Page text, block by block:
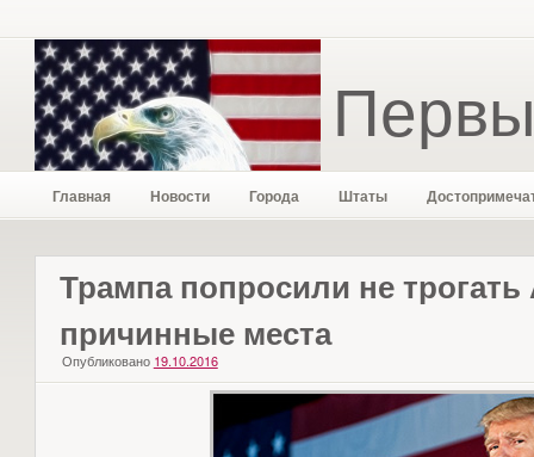
Главная Новости Города Штаты
Трампа попросили не
причинные места
Опубликовано 19.10.2016